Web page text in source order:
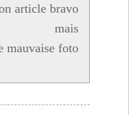
article bravo
mais
mauvaise foto